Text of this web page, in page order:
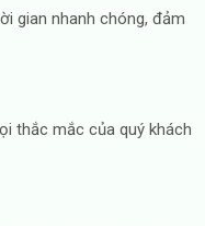
gian nhanh chóng, đảm
thắc mắc của quý khách